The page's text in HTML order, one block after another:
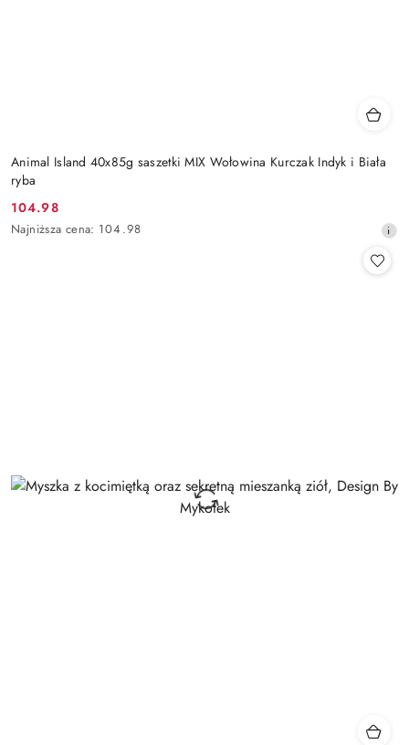
Animal Island 40x85g saszetki MIX Wołowina Kurczak Indyk i Biała
ryba
Cena
promocyjna:
104.98
Najniższa
Najniższa cena: 104.98